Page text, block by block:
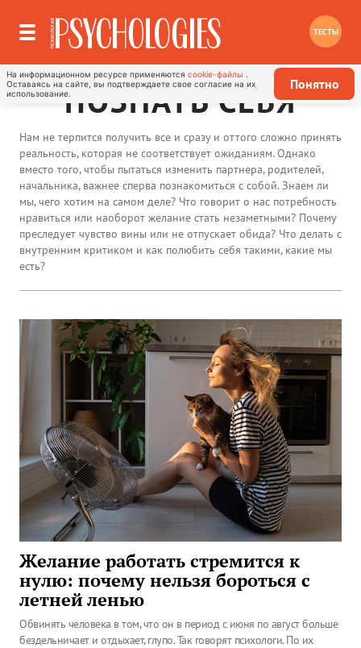
ТЕСТЫ
На информационном ресурсе применяются cookie-файлы
Оставаясь на сайте, вы подтверждаете свое согласие на их
использование.
Понятно
ПОЗНАТЬ СЕБЯ
Нам не терпится получить все и сразу и оттого сложно принять
реальность, которая не соответствует ожиданиям. Однако
вместо того, чтобы пытаться изменить партнера, родителей,
начальника, важнее сперва познакомиться с собой. Знаем ли
мы, чего хотим на самом деле? Что говорит о нас потребность
нравиться или наоборот желание стать незаметными? Почему
преследует чувство вины или не отпускает обида? Что делать с
внутренним критиком и как полюбить себя такими, какие мы
есть?
Желание работать стремится к
нулю: почему нельзя бороться с
летней ленью
Обвинять человека в том, что он в период с июня по август больше
бездельничает и отдыхает, глупо. Так говорят психологи. По их